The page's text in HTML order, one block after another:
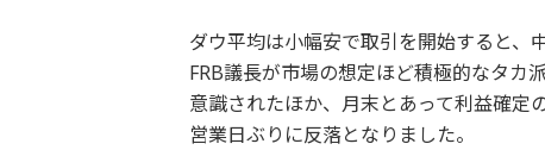
ダウ平均は小幅安で取引を開始すると、
FRB議長が市場の想定ほど積極的なタカ
意識されたほか、月末とあって利益確定
営業日ぶりに反落となりました。